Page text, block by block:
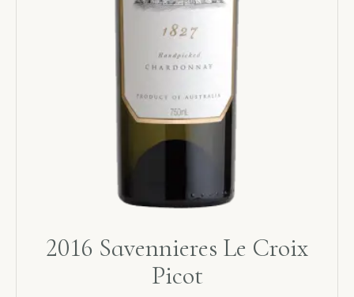
2016 Savennieres Le Croix
Picot